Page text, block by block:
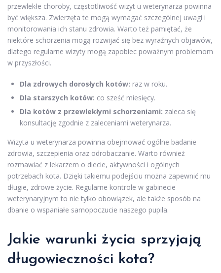
przewlekłe choroby, częstotliwość wizyt u weterynarza powinna
być większa. Zwierzęta te mogą wymagać szczególnej uwagi i
monitorowania ich stanu zdrowia. Warto też pamiętać, że
niektóre schorzenia mogą rozwijać się bez wyraźnych objawów,
dlatego regularne wizyty mogą zapobiec poważnym problemom
w przyszłości.
Dla zdrowych dorosłych kotów: raz w roku.
Dla starszych kotów: co sześć miesięcy.
Dla kotów z przewlekłymi schorzeniami: zaleca się
konsultację zgodnie z zaleceniami weterynarza.
Wizyta u weterynarza powinna obejmować ogólne badanie
zdrowia, szczepienia oraz odrobaczanie. Warto również
rozmawiać z lekarzem o diecie, aktywności i ogólnych
potrzebach kota. Dzięki takiemu podejściu można zapewnić mu
długie, zdrowe życie. Regularne kontrole w gabinecie
weterynaryjnym to nie tylko obowiązek, ale także sposób na
dbanie o wspaniałe samopoczucie naszego pupila.
Jakie warunki życia sprzyjają
długowieczności kota?